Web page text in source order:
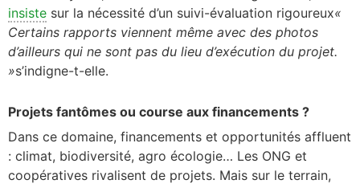
insiste sur la nécessité d’un suivi-évaluation rigoureux«
Certains rapports viennent même avec des photos
d’ailleurs qui ne sont pas du lieu d’exécution du projet.
»s’indigne-t-elle.
Projets fantômes ou course aux financements ?
Dans ce domaine, financements et opportunités affluent
: climat, biodiversité, agro écologie… Les ONG et
coopératives rivalisent de projets. Mais sur le terrain,